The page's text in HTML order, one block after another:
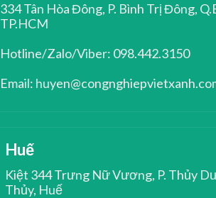
334 Tân Hòa Đông, P. Bình Trị Đông,
TP.HCM
Hotline/Zalo/Viber: 098.442.3150
Email:
Huế
Kiệt 344 Trưng Nữ Vương, P. Thủy
Thủy, Huế